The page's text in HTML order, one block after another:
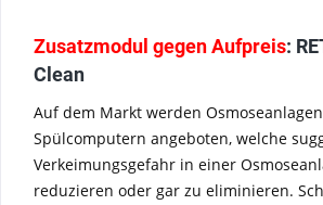
Zusatzmodul gegen Aufpreis:
Clean
Auf dem Markt werden
Spülcomputern angeboten, welche
Verkeimungsgefahr in einer
reduzieren oder gar zu eliminieren.